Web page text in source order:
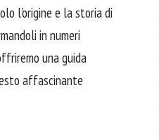
l'origine e la storia di
in numeri
una guida
affascinante